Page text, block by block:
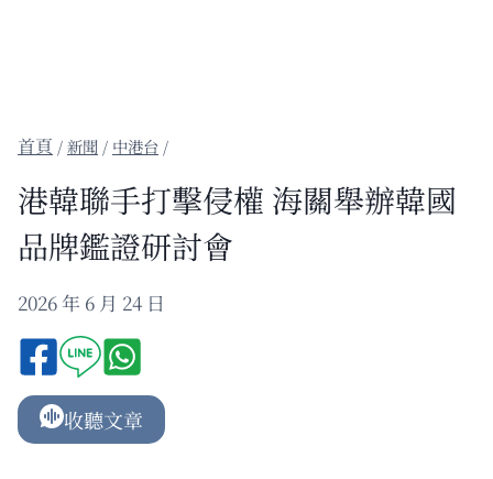
/新聞 / 中港台 /
港韓聯手打擊侵權 海關舉辦韓國
品牌鑑證研討會
2026 年 6 月 24 日
收聽文章